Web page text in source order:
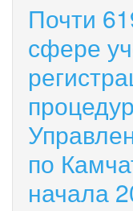
совета
по
краю
Почти
сфере
по
начала